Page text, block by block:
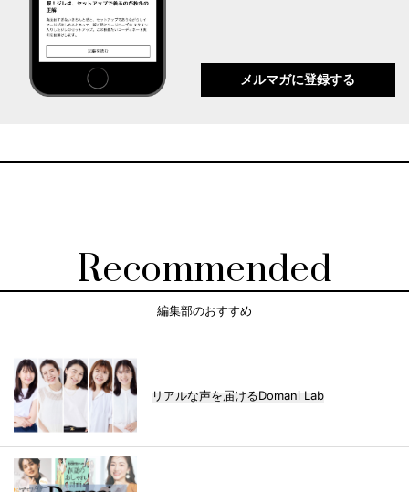
メルマガに登録する
Recommended
編集部のおすすめ
リアルな声を届けるDomani Lab